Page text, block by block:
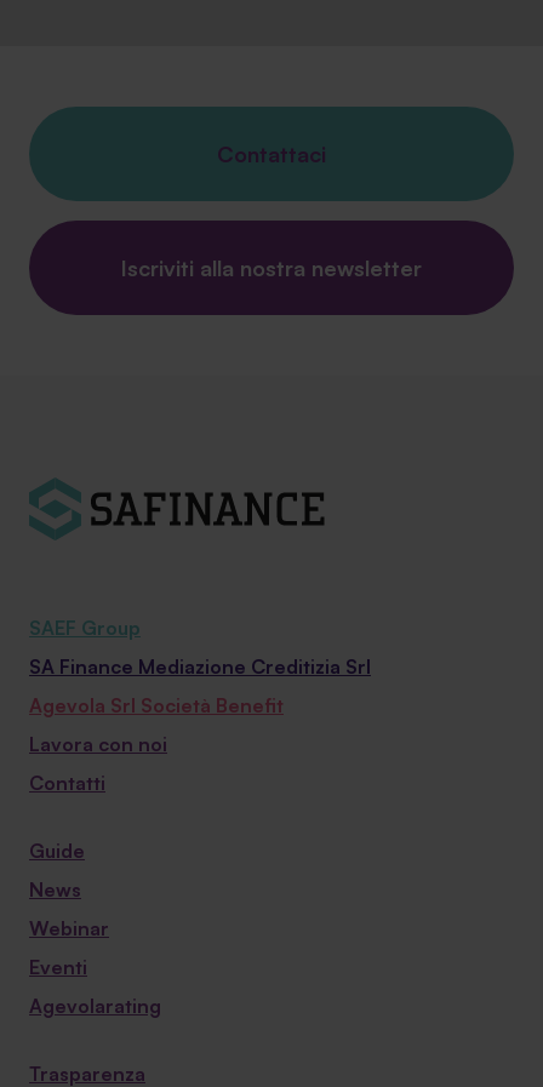
Contattaci
Iscriviti alla nostra newsletter
SAEF Group
SA Finance Mediazione Creditizia Srl
Agevola Srl Società Benefit
Lavora con noi
Contatti
Guide
News
Webinar
Eventi
Agevolarating
Trasparenza